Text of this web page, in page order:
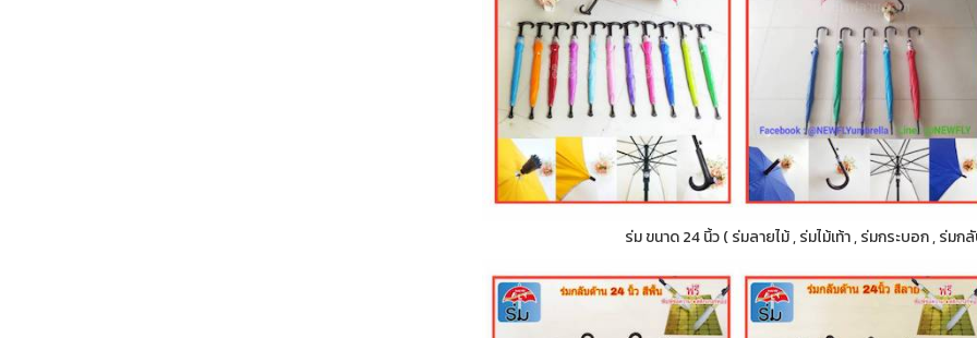
ร่ม ขนาด 24 นิ้ว ( ร่มลายไม้ , ร่มไม้เท้า , ร่มกระบอก , ร่มก